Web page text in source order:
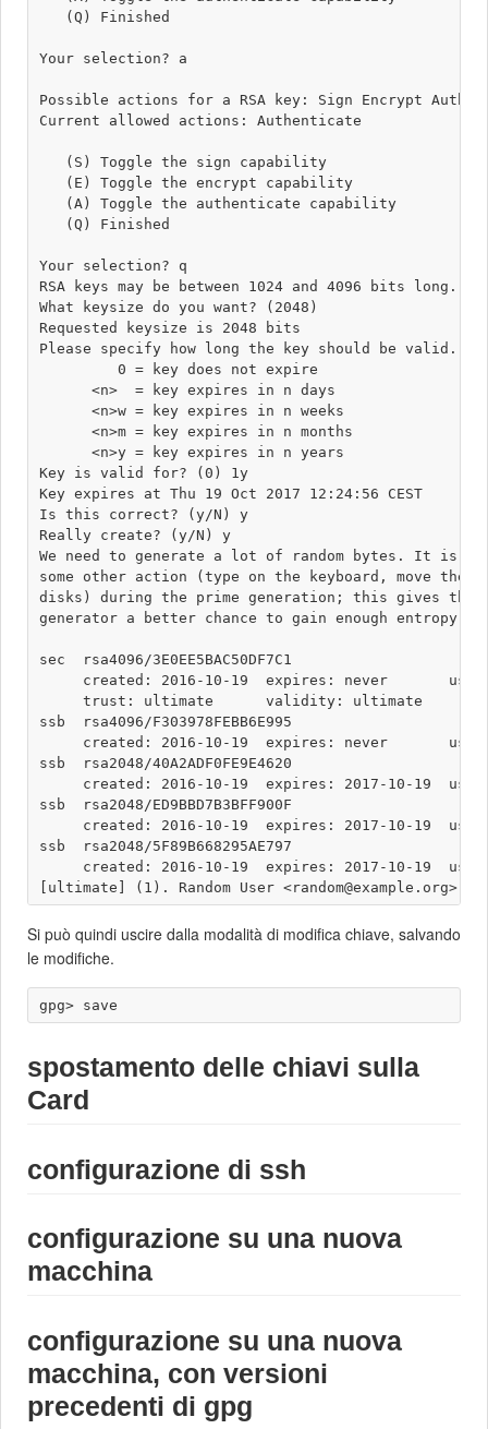
   (Q) Finished
Your selection? a
Possible actions for a RSA key: Sign Encrypt
Current allowed actions: Authenticate
   (S) Toggle the sign capability
   (E) Toggle the encrypt capability
   (A) Toggle the authenticate capability
   (Q) Finished
Your selection? q
RSA keys may be between 1024 and 4096 bits long.
What keysize do you want? (2048)
Requested keysize is 2048 bits
Please specify how long the key should be valid.
         0 = key does not expire
      <n>  = key expires in n days
      <n>w = key expires in n weeks
      <n>m = key expires in n months
      <n>y = key expires in n years
Key is valid for? (0) 1y
Key expires at Thu 19 Oct 2017 12:24:56 CEST
Is this correct? (y/N) y
Really create? (y/N) y
We need to generate a lot of random bytes. It is a
some other action (type on the keyboard, move the
disks) during the prime generation; this gives the
generator a better chance to gain enough entropy.
sec  rsa4096/3E0EE5BAC50DF7C1
created: 2016-10-19  expires: never
     trust: ultimate      validity: ultimate
ssb  rsa4096/F303978FEBB6E995
created: 2016-10-19  expires: never
ssb  rsa2048/40A2ADF0FE9E4620
created: 2016-10-19  expires: 2017-10-19
ssb  rsa2048/ED9BBD7B3BFF900F
created: 2016-10-19  expires: 2017-10-19
ssb  rsa2048/5F89B668295AE797
created: 2016-10-19  expires: 2017-10-19
Si può quindi uscire dalla modalità di modifica chiave, salvando
le modifiche.
spostamento delle chiavi sulla
Card
configurazione di ssh
configurazione su una nuova
macchina
configurazione su una nuova
macchina, con versioni
precedenti di gpg